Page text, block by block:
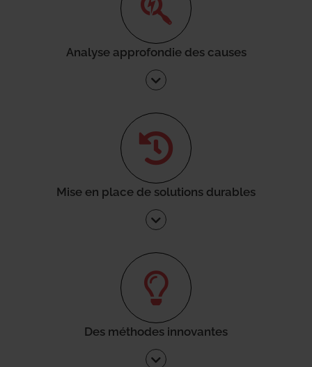
Analyse approfondie des causes
Mise en place de solutions durables
Des méthodes innovantes